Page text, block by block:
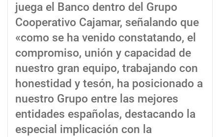
juega el Banco dentro del Grupo
Cooperativo Cajamar, señalando que
«como se ha venido constatando, el
compromiso, unión y capacidad de
nuestro gran equipo, trabajando con
honestidad y tesón, ha posicionado a
nuestro Grupo entre las mejores
entidades españolas, destacando la
especial implicación con la